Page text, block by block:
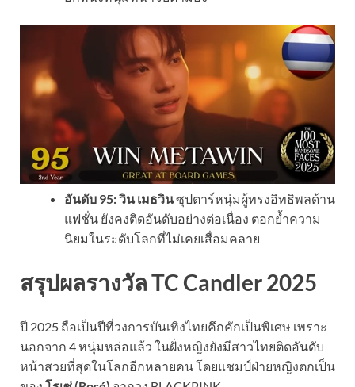
อันดับ 95: วิน เมธวินซุปตาร์หนุ่มผู้ทรงอิทธิพลด้าน
แฟชั่น ยังคงติดอันดับอย่างต่อเนื่อง ตอกย้ำความ
นิยมในระดับโลกที่ไม่เคยเสื่อมคลาย
สรุปผลรางวัล TC Candler 2025
ปี 2025 ถือเป็นปีที่วงการบันเทิงไทยคึกคักเป็นพิเศษ เพราะ
นอกจาก 4 หนุ่มหล่อแล้ว ในฝั่งหญิงยังมีสาวไทยติดอันดับ
หน้าสวยที่สุดในโลกอีกหลายคน โดยแชมป์ฝ่ายหญิงตกเป็น